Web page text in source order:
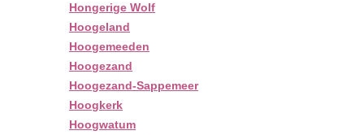
Hongerige Wolf
Hoogeland
Hoogemeeden
Hoogezand
Hoogezand-Sappemeer
Hoogkerk
Hoogwatum